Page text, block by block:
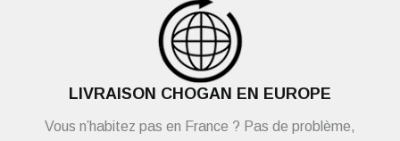
LIVRAISON CHOGAN EN EUROPE
Vous n’habitez pas en France ? Pas de problème,